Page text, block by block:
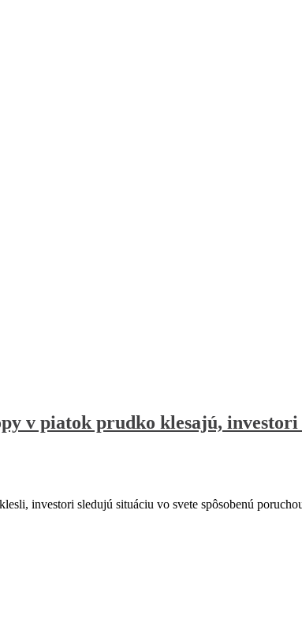
v piatok prudko klesajú, investori
investori sledujú situáciu vo svete spôsobenú